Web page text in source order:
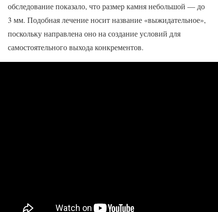
обследование показало, что размер камня небольшой — до
3 мм. Подобная лечение носит название «выжидательное»,
поскольку направлена оно на создание условий для
самостоятельного выхода конкрементов.